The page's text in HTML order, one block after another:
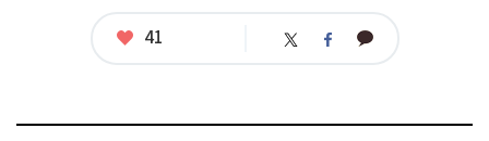
좋
41 트 페 카